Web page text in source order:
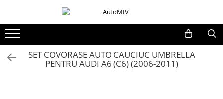
Oferta Saptamanii
SET COVORASE AUTO CAUCIUC UMBRELLA
PENTRU AUDI A6 (C6) (2006-2011)